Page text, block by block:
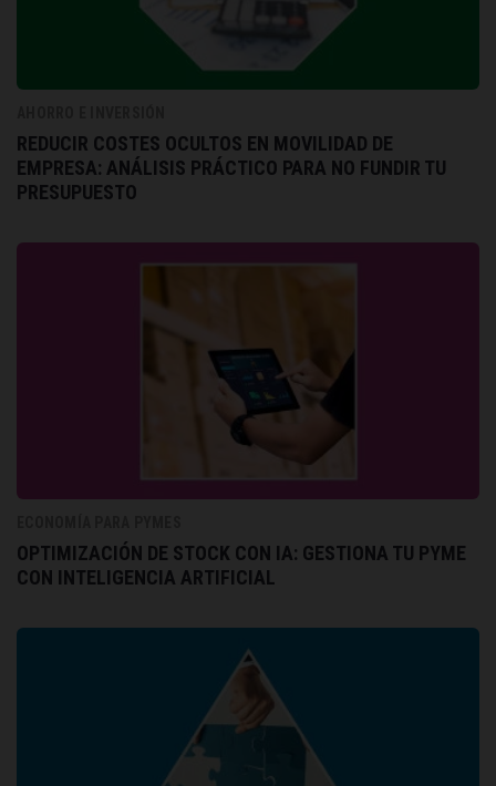
REDUCIR COSTES OCULTOS EN MOVILIDAD DE
EMPRESA: ANÁLISIS PRÁCTICO PARA NO FUNDIR TU
PRESUPUESTO
OPTIMIZACIÓN DE STOCK CON IA: GESTIONA TU PYME
CON INTELIGENCIA ARTIFICIAL